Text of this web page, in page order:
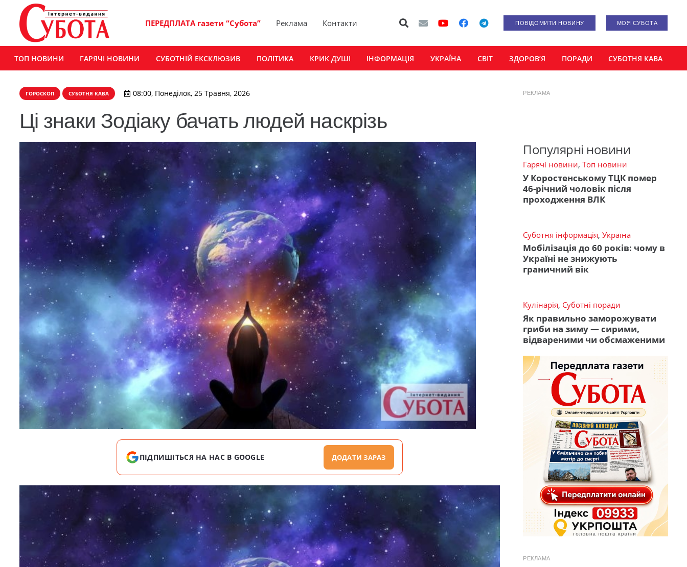
ПЕРЕДПЛАТА газети “Субота” Реклама Контакти ПОВІДОМИТИ НОВИНУ МОЯ СУБОТА
ТОП НОВИНИ ГАРЯЧІ НОВИНИ СУБОТНІЙ ЕКСКЛЮЗИВ ПОЛІТИКА КРИК ДУШІ ІНФОРМАЦІЯ УКРАЇНА СВІТ ЗДОРОВ’Я ПОРАДИ СУБОТНЯ КАВА
ГОРОСКОП СУБОТНЯ КАВА 08:00, Понеділок, 25 Травня, 2026
Ці знаки Зодіаку бачать людей наскрізь
ПІДПИШІТЬСЯ НА НАС В GOOGLE ДОДАТИ ЗАРАЗ
РЕКЛАМА
Популярні новини
Гарячі новини, Топ новини
У Коростенському ТЦК помер
46-річний чоловік після
проходження ВЛК
Суботня інформація, Україна
Мобілізація до 60 років: чому в
Україні не знижують
граничний вік
Кулінарія, Суботні поради
Як правильно заморожувати
гриби на зиму — сирими,
відвареними чи обсмаженими
РЕКЛАМА